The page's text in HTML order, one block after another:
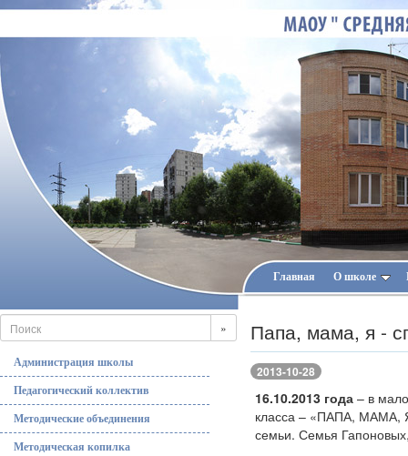
Главная О школе
»
Администрация школы
Педагогический коллектив
Методические объединения
Методическая копилка
Папа, мама, я -
2013-10-28
16.10.2013 года – в
класса – «ПАПА, МАМА,
семьи. Семья